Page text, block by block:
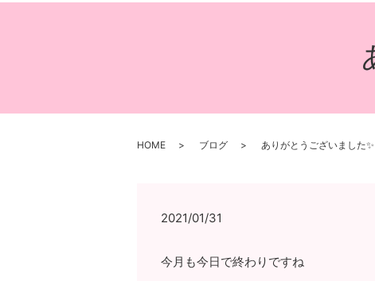
HOME ブログ ありがとうございました✨
2021/01/31
今月も今日で終わりですね